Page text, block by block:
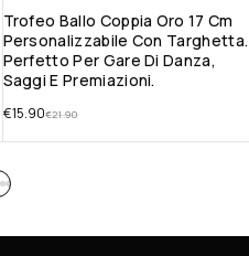
Trofeo Ballo Coppia Oro 17 Cm
Personalizzabile Con Targhetta.
Perfetto Per Gare Di Danza,
Saggi E Premiazioni.
€21.90
€15.90